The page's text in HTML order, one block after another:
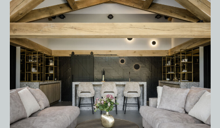
VACATURES
ONDERHOUDSPRODUCTEN
SERVICE AFSPRAAK INPLANNEN
APPARATEN REGISTREREN